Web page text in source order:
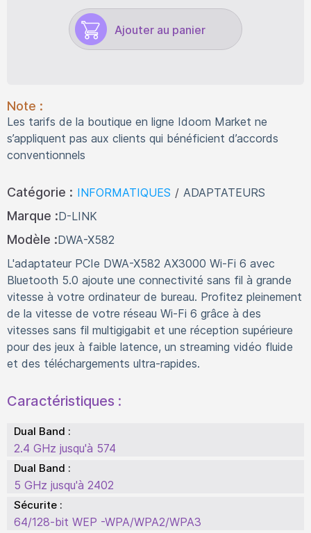
Note :
Les tarifs de la boutique en ligne Idoom Market ne
s’appliquent pas aux clients qui bénéficient d’accords
conventionnels
Catégorie : INFORMATIQUES / ADAPTATEURS
Marque :D-LINK
Modèle :DWA-X582
L'adaptateur PCIe DWA-X582 AX3000 Wi-Fi 6 avec
Bluetooth 5.0 ajoute une connectivité sans fil à grande
vitesse à votre ordinateur de bureau. Profitez pleinement
de la vitesse de votre réseau Wi-Fi 6 grâce à des
vitesses sans fil multigigabit et une réception supérieure
pour des jeux à faible latence, un streaming vidéo fluide
et des téléchargements ultra-rapides.
Caractéristiques :
Dual Band :
2.4 GHz jusqu'à 574
Dual Band :
5 GHz jusqu'à 2402
Sécurite :
64/128-bit WEP -WPA/WPA2/WPA3